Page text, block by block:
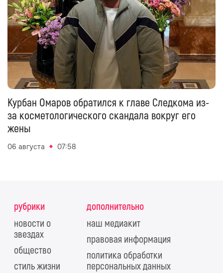
Курбан Омаров обратился к главе Следкома из-
за косметологического скандала вокруг его
жены
06 августа 07:58
рубрики
новости о
звездах
общество
стиль жизни
дополнительно
наш медиакит
правовая информация
политика обработки
персональных данных